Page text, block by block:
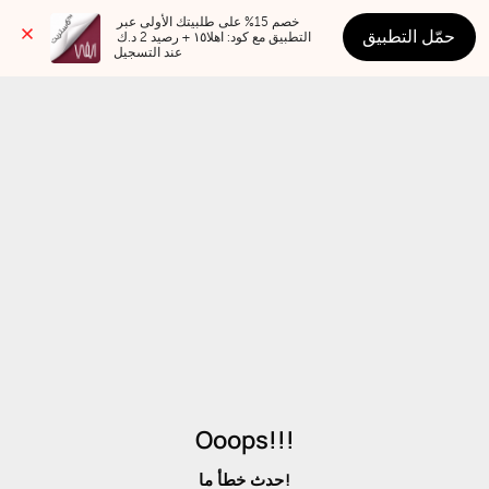
عند التسجيل
حمّل التطبيق
Ooops!!!
حدث خطأ ما!